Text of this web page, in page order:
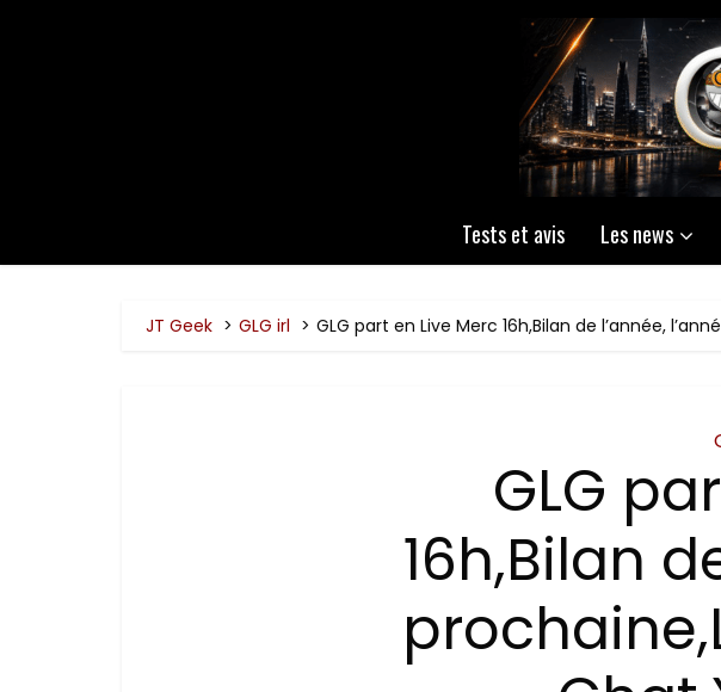
Tests et avis Les news
JT Geek GLG irl GLG part en Live Merc 16h,Bilan de l’année,
GLG
16h,Bilan